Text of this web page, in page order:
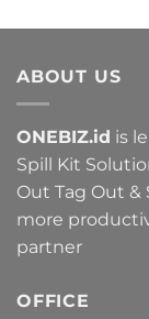
ABOUT US
ONEBIZ.id is
Spill Kit
Out Tag Out &
more
partner
OFFICE